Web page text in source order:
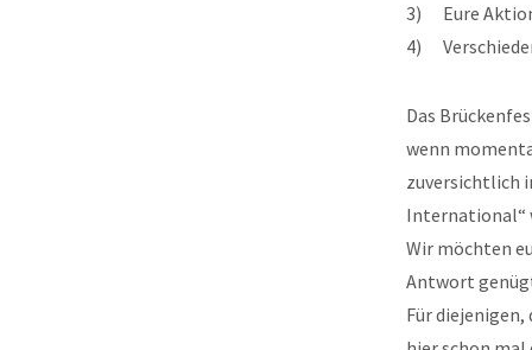
3) Eure
4)
Das
wenn
zuversichtlich
International“
Wir möchten
Antwort
Für